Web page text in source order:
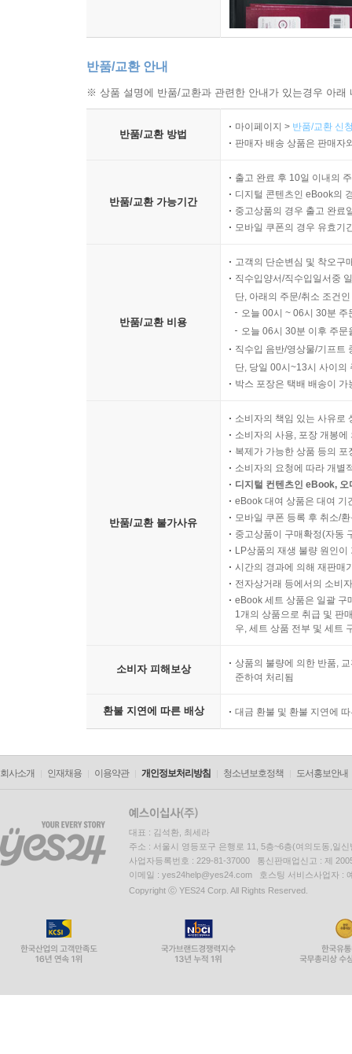
반품/교환 안내
※ 상품 설명에 반품/교환과 관련한 안내가 있는경우 아
반품/교환 방법
마이페이지 > 반품/교환 신
판매자 배송 상품은 판매자
반품/교환 가능기간
출고 완료 후 10일 이내의
디지털 콘텐츠인 eBook의
중고상품의 경우 출고 완료
모바일 쿠폰의 경우 유효기
반품/교환 비용
고객의 단순변심 및 착오구
직수입양서/직수입일서중
단, 아래의 주문/취소 조건
오늘 00시 ~ 06시 30분
오늘 06시 30분 이후 주
직수입 음반/영상물/기프트
단, 당일 00시~13시 사이의
박스 포장은 택배 배송이
반품/교환 불가사유
소비자의 책임 있는 사유로
소비자의 사용, 포장 개봉
복제가 가능한 상품 등의
소비자의 요청에 따라 개별
디지털 컨텐츠인 eBook,
eBook 대여 상품은 대여 기
모바일 쿠폰 등록 후 취소/
중고상품이 구매확정(자동
LP상품의 재생 불량 원인
시간의 경과에 의해 재판매
전자상거래 등에서의 소비
eBook 세트 상품은 일괄 구
1개의 상품으로 취급 및 판
우, 세트 상품 전부 및 세트
소비자 피해보상
상품의 불량에 의한 반품,
준하여 처리됨
환불 지연에 따른 배상 대금 환불 및 환불 지연에
회사소개 인재채용 이용약관 개인정보처리방침 청소년보호정책 도서홍보안내
대표 : 김석환, 최세라
주소 : 서울시 영등포구 은행로 11, 5층~6층(여의도동,일신
사업자등록번호 : 229-81-37000 통신판매업신고 : 제
이메일 : yes24help@yes24.com 호스팅 서비스사업자 :
Copyright ⓒ YES24 Corp. All Rights Reserved.